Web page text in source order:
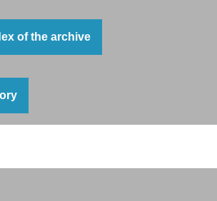
no expectations, locked up
of republicans and
like me, but my youth
the strength to overcome
of the archive